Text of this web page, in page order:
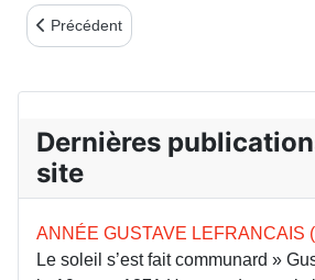
Article précédent : Jeudi 12 juin 2025
Précédent
Dernières
site
ANNÉE GUSTAVE LEFRANCAIS
Le soleil s’est fait communard »